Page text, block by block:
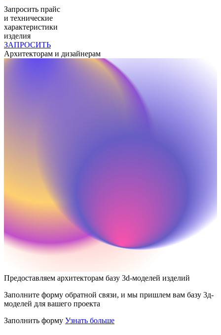
Запросить прайс
и технические
характеристики
изделия
ЗАПРОСИТЬ
Архитекторам и дизайнерам
Предоставляем архитекторам базу 3d-моделей изделий
Заполните форму обратной связи, и мы пришлем вам базу 3д-
моделей для вашего проекта
Заполнить форму Узнать больше